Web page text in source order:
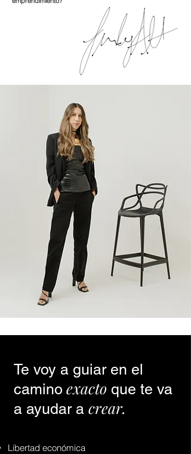
Te voy a guiar en el
camino exacto que te va
a ayudar a crear.
Libertad económica